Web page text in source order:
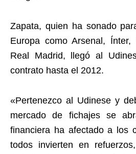
Zapata, quien ha sonado
Europa como Arsenal,
Real Madrid, llegó al
contrato hasta el 2012.
«Pertenezco al Udinese y
mercado de fichajes se
financiera ha afectado a los
todos invierten en